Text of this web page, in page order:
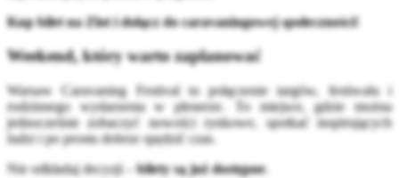
Kup bilet na Zlot i dołącz do caravaningowej społeczności!
Weekend, który warto zaplanować
Warsaw Caravaning Festival to połączenie targów, festiwalu i
rodzinnego wydarzenia w plenerze. To miejsce, gdzie można
jednocześnie zobaczyć nowości rynkowe, spotkać inspirujących
ludzi i po prostu dobrze spędzić czas.
Nie odkładaj decyzji –bilety są już dostępne.